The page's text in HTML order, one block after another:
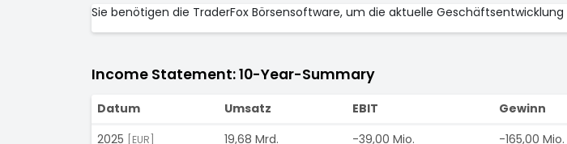
Sie benötigen die TraderFox Börsensoftware, um die aktuelle
Income Statement: 10-Year-Summary
Datum Umsatz EBIT Gewinn
2025
[EUR] 19,68 Mrd. -39,00 Mio. -165,00 Mio.